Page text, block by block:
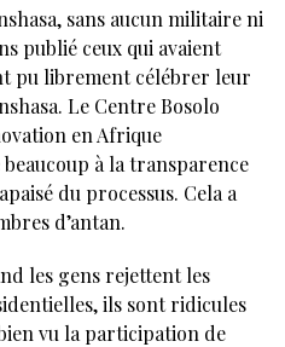
sans aucun militaire ni
publié ceux qui avaient
pu librement célébrer leur
Le Centre Bosolo
en Afrique
à la transparence
du processus. Cela a
d’antan.
les gens rejettent les
ils sont ridicules
vu la participation de